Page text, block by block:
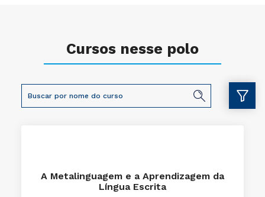
Cursos nesse polo
A Metalinguagem e a Aprendizagem da
Língua Escrita